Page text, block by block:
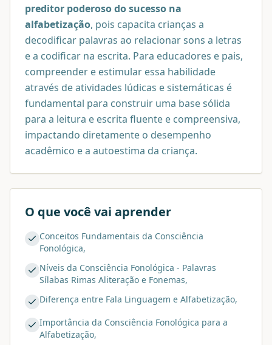
preditor poderoso do sucesso na
alfabetização, pois capacita crianças a
decodificar palavras ao relacionar sons a letras
e a codificar na escrita. Para educadores e pais,
compreender e estimular essa habilidade
através de atividades lúdicas e sistemáticas é
fundamental para construir uma base sólida
para a leitura e escrita fluente e compreensiva,
impactando diretamente o desempenho
acadêmico e a autoestima da criança.
O que você vai aprender
Conceitos Fundamentais da Consciência
Fonológica,
Níveis da Consciência Fonológica - Palavras
Sílabas Rimas Aliteração e Fonemas,
Diferença entre Fala Linguagem e Alfabetização,
Importância da Consciência Fonológica para a
Alfabetização,